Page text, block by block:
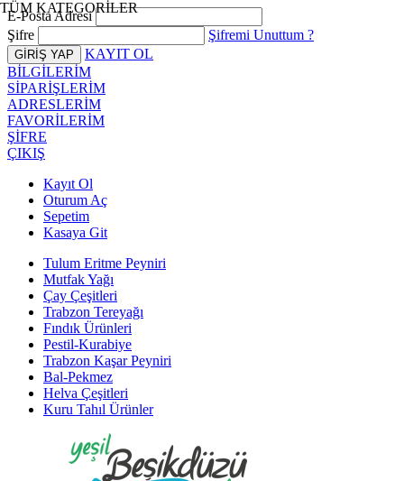
E-Posta Adresi
Şifre
Şifremi Unuttum ?
KAYIT OL
BİLGİLERİM
SİPARİŞLERİM
ADRESLERİM
FAVORİLERİM
ŞİFRE
ÇIKIŞ
Kayıt Ol
Oturum Aç
Sepetim
Kasaya Git
Tulum Eritme Peyniri
Mutfak Yağı
Çay Çeşitleri
Trabzon Tereyağı
Fındık Ürünleri
Pestil-Kurabiye
Trabzon Kaşar Peyniri
Bal-Pekmez
Helva Çeşitleri
Kuru Tahıl Ürünler
TÜM KATEGORİLER